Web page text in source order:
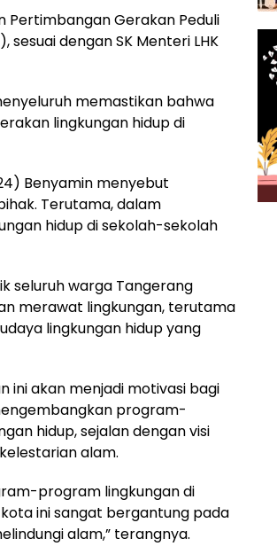
Gerakan Peduli
sesuai dengan SK Menteri LHK
memastikan bahwa
lingkungan hidup di
Benyamin menyebut
Terutama, dalam
hidup di sekolah-sekolah
seluruh warga Tangerang
merawat lingkungan, terutama
lingkungan hidup yang
ini akan menjadi motivasi bagi
program-
hidup, sejalan dengan visi
alam.
program lingkungan di
ini sangat bergantung pada
alam,” terangnya.